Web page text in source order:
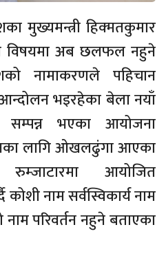
मुख्यमन्त्री हिक्मतकुमार
विषयमा अब छलफल नहुने
नामाकरणले पहिचान
भइरहेका बेला नयाँ
सम्पन्न भएका आयोजना
लागि ओखलढुंगा आएका
रुम्जाटारमा आयोजित
कोशी नाम सर्वस्विकार्य नाम
परिवर्तन नहुने बताएका